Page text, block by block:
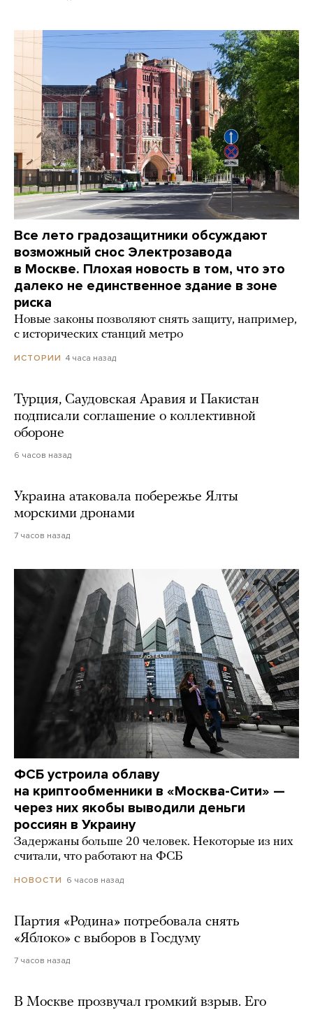
Все лето градозащитники обсуждают
возможный снос Электрозавода
в Москве. Плохая новость в том, что это
далеко не единственное здание в зоне
риска
Новые законы позволяют снять защиту, например,
с исторических станций метро
ИСТОРИИ 4 часа назад
Турция, Саудовская Аравия и Пакистан
подписали соглашение о коллективной
обороне
6 часов назад
Украина атаковала побережье Ялты
морскими дронами
7 часов назад
ФСБ устроила облаву
на криптообменники в «Москва-Сити» —
через них якобы выводили деньги
россиян в Украину
Задержаны больше 20 человек. Некоторые из них
считали, что работают на ФСБ
НОВОСТИ 6 часов назад
Партия «Родина» потребовала снять
«Яблоко» с выборов в Госдуму
7 часов назад
В Москве прозвучал громкий взрыв. Его